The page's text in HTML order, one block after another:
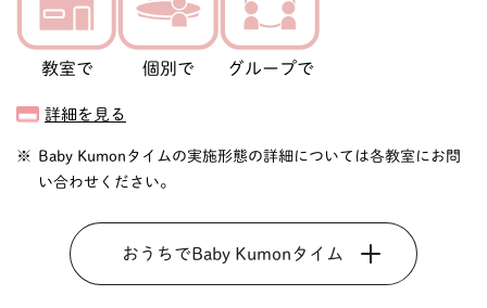
教室で 個別で グループで
詳細を見る
Baby Kumonタイムの実施形態の詳細については各教室にお問
い合わせください。
おうちでBaby Kumonタイム